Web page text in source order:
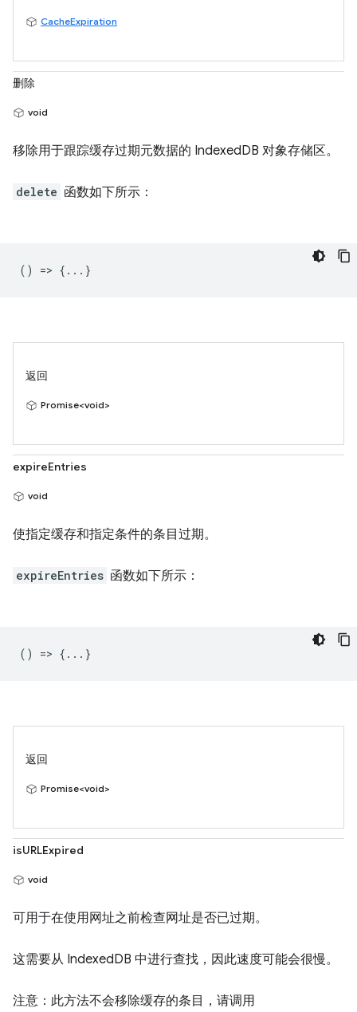
CacheExpiration
删除
void
移除用于跟踪缓存过期元数据的 IndexedDB 对象存储区。
delete 函数如下所示：
() => {...}
返回
Promise<void>
expireEntries
void
使指定缓存和指定条件的条目过期。
expireEntries 函数如下所示：
() => {...}
返回
Promise<void>
isURLExpired
void
可用于在使用网址之前检查网址是否已过期。
这需要从 IndexedDB 中进行查找，因此速度可能会很慢。
注意：此方法不会移除缓存的条目，请调用